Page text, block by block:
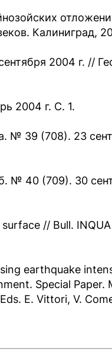
Калиниград,
2004 г. //
2004 г. С. 1.
№ 39 (708). 23
№ 40 (709). 30
// Bull.
earthquake
Special Paper.
E. Vittori, V.